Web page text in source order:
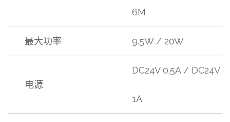
6M
最大功率 9.5W / 20W
电源
DC24V 0.5A / DC24V
1A